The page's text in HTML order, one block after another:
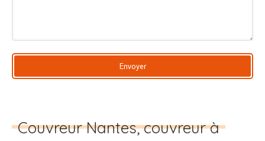
Envoyer
Couvreur Nantes, couvreur à